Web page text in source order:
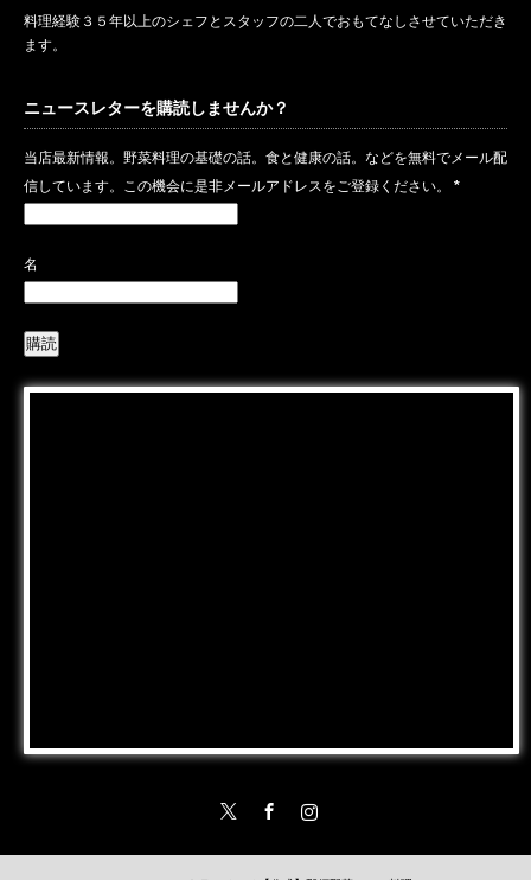
料理経験３５年以上のシェフとスタッフの二人でおもてなしさせていただき
ます。
ニュースレターを購読しませんか？
当店最新情報。野菜料理の基礎の話。食と健康の話。などを無料でメール配
信しています。この機会に是非メールアドレスをご登録ください。 *
名
Instagram